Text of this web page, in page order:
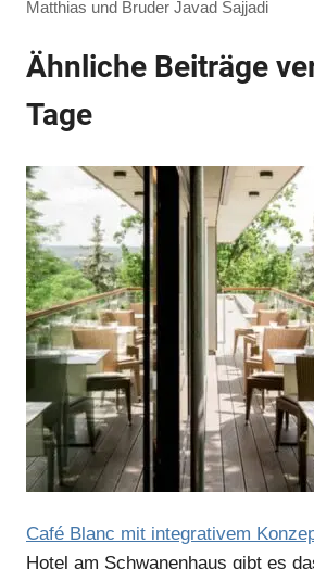
Matthias und Bruder Javad Sajjadi
Ähnliche Beiträge
Tage
Café Blanc mit integrativem
Hotel am Schwanenhaus gibt es